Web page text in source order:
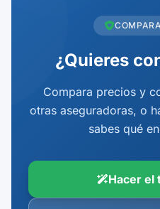
¿Quieres
Compara precios y
otras aseguradoras, o
sabes qué
Hacer el